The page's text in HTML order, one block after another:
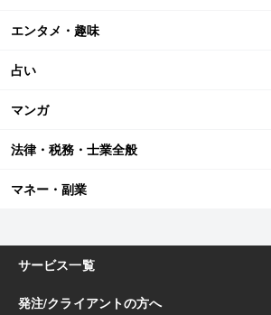
エンタメ・趣味
占い
マンガ
法律・税務・士業全般
マネー・副業